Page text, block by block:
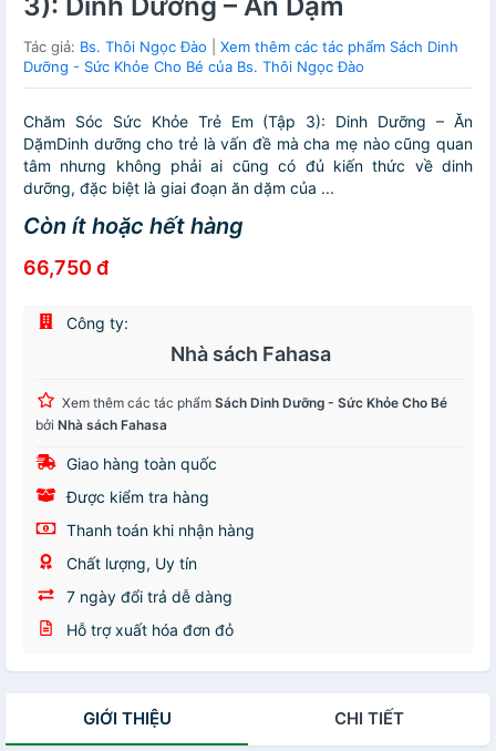
Tác giả: Bs. Thôi Ngọc Đào
Xem thêm các tác phẩm Sách Dinh
Dưỡng - Sức Khỏe Cho Bé của Bs. Thôi Ngọc Đào
Chăm Sóc Sức Khỏe Trẻ Em (Tập 3): Dinh Dưỡng – Ăn
DặmDinh dưỡng cho trẻ là vấn đề mà cha mẹ nào cũng quan
tâm nhưng không phải ai cũng có đủ kiến thức về dinh
dưỡng, đặc biệt là giai đoạn ăn dặm của ...
Còn ít hoặc hết hàng
66,750 đ
Công ty:
Nhà sách Fahasa
Xem thêm các tác phẩm Sách Dinh Dưỡng - Sức Khỏe Cho Bé
bởi Nhà sách Fahasa
Giao hàng toàn quốc
Được kiểm tra hàng
Thanh toán khi nhận hàng
Chất lượng, Uy tín
7 ngày đổi trả dễ dàng
Hỗ trợ xuất hóa đơn đỏ
GIỚI THIỆU CHI TIẾT